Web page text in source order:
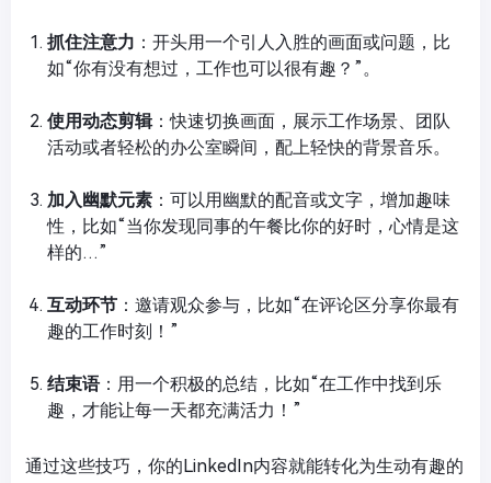
抓住注意力 ：开头用一个引人入胜的画面或问题，比
如“你有没有想过，工作也可以很有趣？”。
使用动态剪辑：快速切换画面，展示工作场景、团队
活动或者轻松的办公室瞬间，配上轻快的背景音乐。
加入幽默元素 ：可以用幽默的配音或文字，增加趣味
性，比如“当你发现同事的午餐比你的好时，心情是这
样的…”
互动环节 ：邀请观众参与，比如“在评论区分享你最有
趣的工作时刻！”
结束语：用一个积极的总结，比如“在工作中找到乐
趣，才能让每一天都充满活力！”
通过这些技巧，你的LinkedIn内容就能转化为生动有趣的